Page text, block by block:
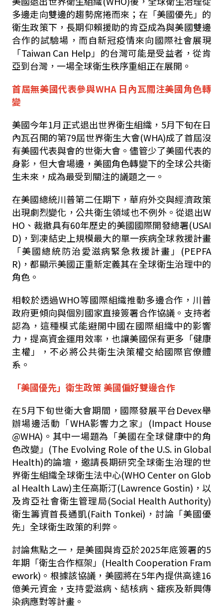
多邊走向雙邊的趨勢席捲而來；在「美國優先」的
衛生政策下，長期仰賴援助的肯亞成為與美國雙邊
合作的試驗場，而自新冠疫情來向國際社會展現
「Taiwan Can Help」的台灣可能是受益者，從肯
亞到台灣，一場全球衛生秩序重組正在展開。
首屆無美國代表參與WHA 日內瓦關注美國角色轉
變
美國今年1月正式退出世界衛生組織，5月下旬在日
內瓦召開的第79屆世界衛生大會(WHA)成了首屆沒
有美國代表與會的世衛大會。儘管少了美國代表的
身影，但大會場邊，美國角色轉變下的全球公共衛
生未來，成為最受到關注的議題之一。
在美國總統川普第二任期下，華府外交與經濟政策
出現劇烈變化，公共衛生領域也不例外。從退出W
HO、裁撤具有60年歷史的美國國際開發總署(USAI
D)，到凍結史上規模最大的單一疾病全球救援計畫
「美國總統防治愛滋病緊急救援計畫」(PEPFA
R)，都顯示美國正重新定義其在全球衛生治理中的
角色。
相較於透過WHO等國際組織推動多邊合作，川普
政府更傾向與個別國家直接簽署合作協議。支持者
認為，這種模式能避開中國在國際組織中的影響
力，提高資金運用效率，也讓美國保有更多「健康
主權」，不必將公共衛生決策權交給國際官僚體
系。
「美國優先」衛生政策 美國偏好雙邊合作
在5月下旬世衛大會期間，國際發展平台Devex舉
辦場邊活動「WHA影響力之家」(Impact House
@WHA)。其中一場題為「美國在全球健康中的角
色改變」(The Evolving Role of the U.S. in Global
Health)的論壇，邀請長期研究全球衛生治理的世
界衛生組織全球衛生法中心(WHO Center on Glob
al Health Law)主任高斯汀(Lawrence Gostin)，以
及肯亞社會衛生管理局(Social Health Authority)
衛生籌資首長通凱(Faith Tonkei)，討論「美國優
先」全球衛生政策的利弊。
討論焦點之一，是美國與肯亞於2025年底簽署的5
年期「衛生合作框架」(Health Cooperation Fram
ework)。根據該協議，美國將在5年內提供高達16
億美元資金，支持愛滋病、結核病、瘧疾及新興傳
染病應對等計畫。